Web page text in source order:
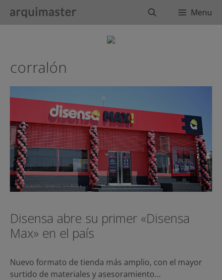
BuscarMenu
corralón
Disensa abre su primer «Disensa
Max» en el país
Nuevo formato de tienda más amplio, con el mayor
surtido de materiales y asesoramiento…